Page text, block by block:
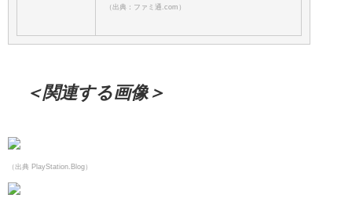
（出典：ファミ通.com）
＜関連する画像＞
（出典 PlayStation.Blog）